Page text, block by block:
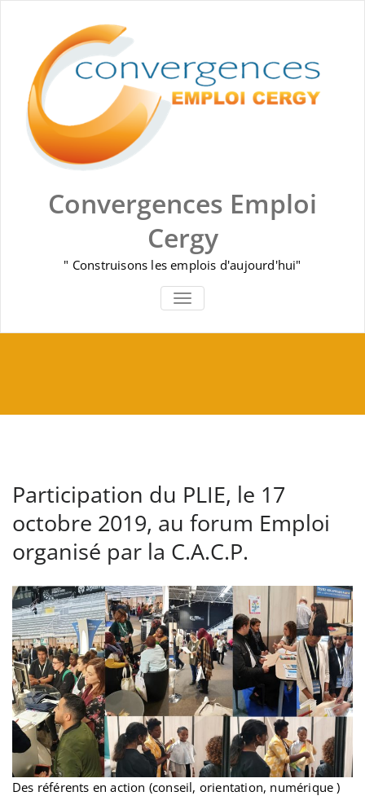
Convergences Emploi
Cergy
" Construisons les emplois d'aujourd'hui"
AFFICHER/MASQUER LA
Participation du PLIE, le 17
octobre 2019, au forum Emploi
organisé par la C.A.C.P.
Des référents en action (conseil, orientation, numérique )